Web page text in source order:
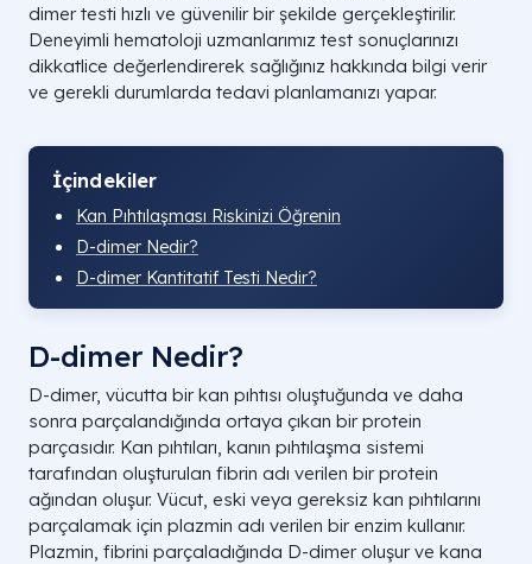
dimer testi hızlı ve güvenilir bir şekilde gerçekleştirilir.
Deneyimli hematoloji uzmanlarımız test sonuçlarınızı
dikkatlice değerlendirerek sağlığınız hakkında bilgi verir
ve gerekli durumlarda tedavi planlamanızı yapar.
İçindekiler
Kan Pıhtılaşması Riskinizi Öğrenin
D-dimer Nedir?
D-dimer Kantitatif Testi Nedir?
D-dimer Nedir?
D-dimer, vücutta bir kan pıhtısı oluştuğunda ve daha
sonra parçalandığında ortaya çıkan bir protein
parçasıdır. Kan pıhtıları, kanın pıhtılaşma sistemi
tarafından oluşturulan fibrin adı verilen bir protein
ağından oluşur. Vücut, eski veya gereksiz kan pıhtılarını
parçalamak için plazmin adı verilen bir enzim kullanır.
Plazmin, fibrini parçaladığında D-dimer oluşur ve kana